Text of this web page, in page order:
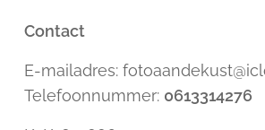
Contact
E-mailadres:
Telefoonnummer: 0613314276